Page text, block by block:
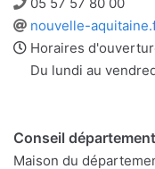
Site
web
nouvelle-
Horaires
Du lundi au
Conseil
Maison du